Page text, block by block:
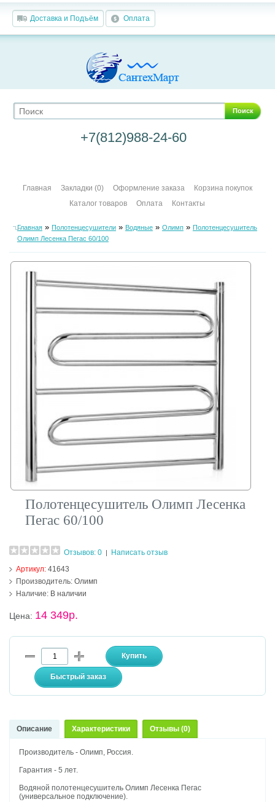
Доставка и Подъём Оплата
Поиск
+7(812)988-24-60
Главная Закладки (0) Оформление заказа
Корзина покупок
Каталог товаров
Оплата Контакты
Главная» Полотенцесушители» Водяные» Олимп» Полотенцесушитель
Олимп Лесенка Пегас 60/100
Полотенцесушитель Олимп Лесенка
Пегас 60/100
Отзывов: 0
Написать отзыв
Артикул:41643
Производитель: Олимп
Наличие: В наличии
Цена: 14 349р.
Описание Характеристики Отзывы (0)
Производитель - Олимп, Россия.
Гарантия - 5 лет.
Водяной полотенцесушитель Олимп Лесенка Пегас
(универсальное подключение).